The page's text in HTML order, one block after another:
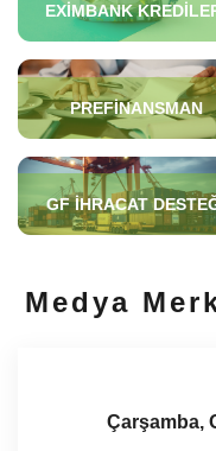
EXIMBANK
PREFINANSMAN
GF İHRACAT
Medya
Çarşamba,